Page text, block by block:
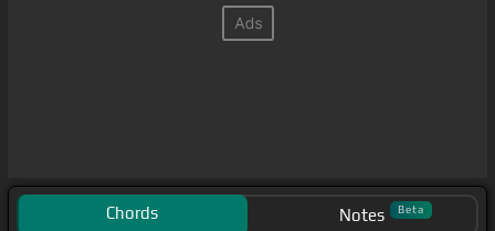
Chords Notes Beta